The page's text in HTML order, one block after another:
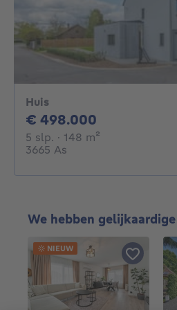
Huis
€ 498.000
5 slp. 5 slaapkamers
· 148 m²
3665 As
We hebben
NIEUW